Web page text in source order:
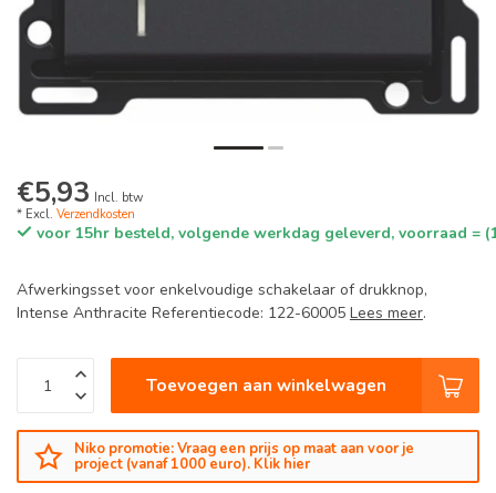
€5,93 Incl. btw
* Excl. Verzendkosten
voor 15hr besteld, volgende werkdag geleverd, voorraad =
Afwerkingsset voor enkelvoudige schakelaar of drukknop,
Intense Anthracite Referentiecode: 122-60005 Lees meer.
Toevoegen aan winkelwagen
Niko promotie: Vraag een prijs op maat aan voor je
project (vanaf 1000 euro). Klik hier